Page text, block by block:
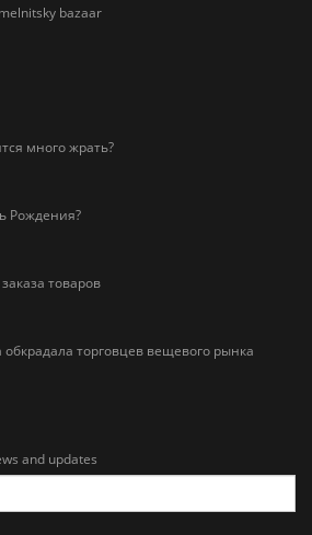
bazaar
много жрать?
Рождения?
товаров
торговцев вещевого рынка
and updates